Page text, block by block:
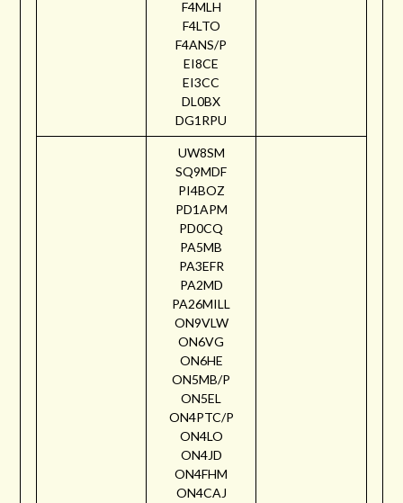
F4MLH
F4LTO
F4ANS/P
EI8CE
EI3CC
DL0BX
DG1RPU
UW8SM
SQ9MDF
PI4BOZ
PD1APM
PD0CQ
PA5MB
PA3EFR
PA2MD
PA26MILL
ON9VLW
ON6VG
ON6HE
ON5MB/P
ON5EL
ON4PTC/P
ON4LO
ON4JD
ON4FHM
ON4CAJ